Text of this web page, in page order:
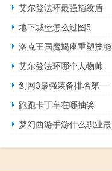
艾尔登法环最强指纹盾
地下城堡怎么过图5
洛克王国魔蝎座重塑技
艾尔登法环哪个人物帅
剑网3最强装备排名第一
跑跑卡丁车在哪抽奖
梦幻西游手游什么职业